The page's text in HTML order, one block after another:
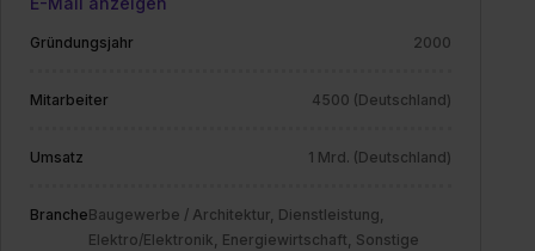
Gründungsjahr 2000
Mitarbeiter 4500 (Deutschland)
Umsatz 1 Mrd. (Deutschland)
BrancheBaugewerbe / Architektur, Dienstleistung,
Elektro/Elektronik, Energiewirtschaft, Sonstige